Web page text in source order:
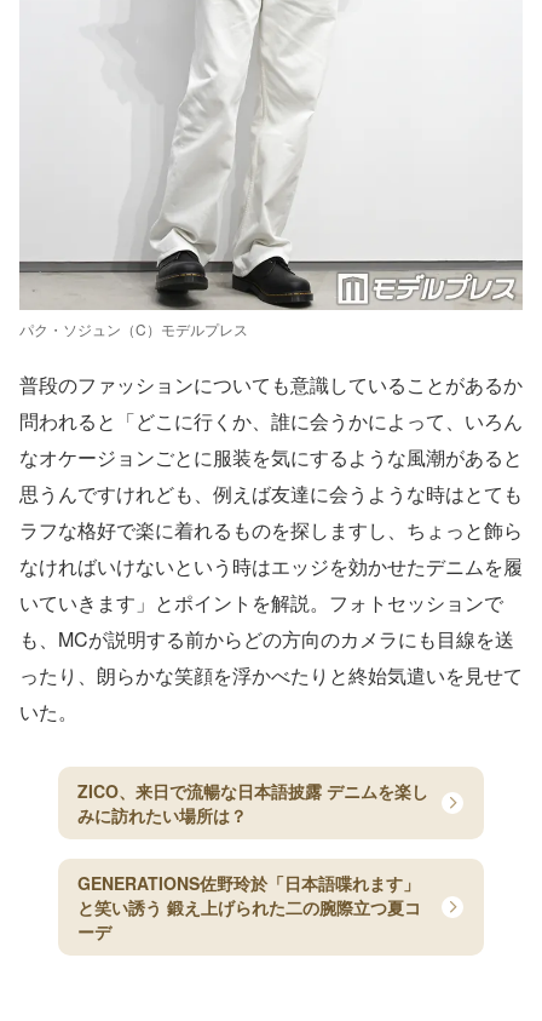
パク・ソジュン（C）モデルプレス
普段のファッションについても意識していることがあるか
問われると「どこに行くか、誰に会うかによって、いろん
なオケージョンごとに服装を気にするような風潮があると
思うんですけれども、例えば友達に会うような時はとても
ラフな格好で楽に着れるものを探しますし、ちょっと飾ら
なければいけないという時はエッジを効かせたデニムを履
いていきます」とポイントを解説。フォトセッションで
も、MCが説明する前からどの方向のカメラにも目線を送
ったり、朗らかな笑顔を浮かべたりと終始気遣いを見せて
いた。
ZICO、来日で流暢な日本語披露 デニムを楽し
みに訪れたい場所は？
GENERATIONS佐野玲於「日本語喋れます」
と笑い誘う 鍛え上げられた二の腕際立つ夏コ
ーデ